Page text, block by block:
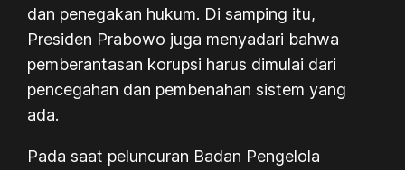
dan penegakan hukum. Di samping itu,
Presiden Prabowo juga menyadari bahwa
pemberantasan korupsi harus dimulai dari
pencegahan dan pembenahan sistem yang
ada.
Pada saat peluncuran Badan Pengelola